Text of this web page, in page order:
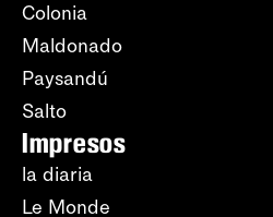
Colonia
Maldonado
Paysandú
Salto
Impresos
la diaria
Le Monde